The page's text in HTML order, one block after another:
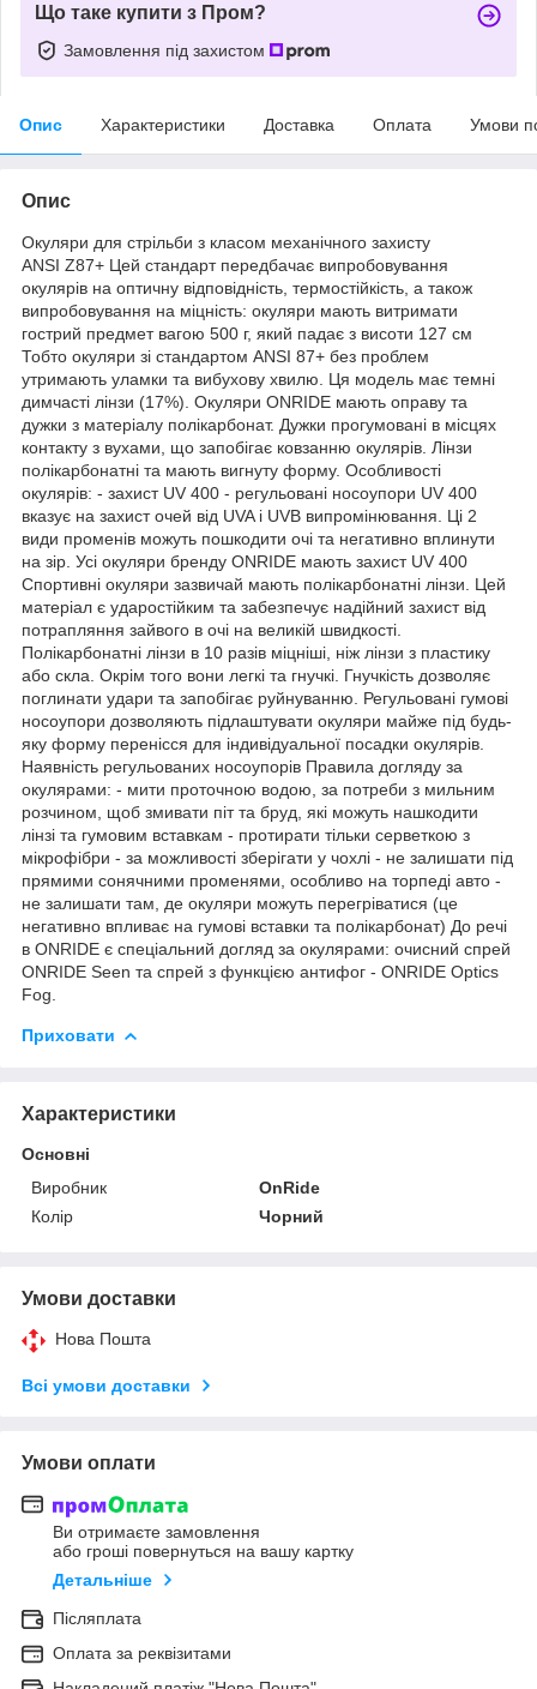
Що таке купити з Пром?
Замовлення під захистом
Опис Характеристики Доставка Оплата Умови
Опис
Окуляри для стрільби з класом механічного захисту
ANSI Z87+ Цей стандарт передбачає випробовування
окулярів на оптичну відповідність, термостійкість, а також
випробовування на міцність: окуляри мають витримати
гострий предмет вагою 500 г, який падає з висоти 127 см
Тобто окуляри зі стандартом ANSI 87+ без проблем
утримають уламки та вибухову хвилю. Ця модель має темні
димчасті лінзи (17%). Окуляри ONRIDE мають оправу та
дужки з матеріалу полікарбонат. Дужки прогумовані в місцях
контакту з вухами, що запобігає ковзанню окулярів. Лінзи
полікарбонатні та мають вигнуту форму. Особливості
окулярів: - захист UV 400 - регульовані носоупори UV 400
вказує на захист очей від UVA і UVB випромінювання. Ці 2
види променів можуть пошкодити очі та негативно вплинути
на зір. Усі окуляри бренду ONRIDE мають захист UV 400
Спортивні окуляри зазвичай мають полікарбонатні лінзи. Цей
матеріал є ударостійким та забезпечує надійний захист від
потрапляння зайвого в очі на великій швидкості.
Полікарбонатні лінзи в 10 разів міцніші, ніж лінзи з пластику
або скла. Окрім того вони легкі та гнучкі. Гнучкість дозволяє
поглинати удари та запобігає руйнуванню. Регульовані гумові
носоупори дозволяють підлаштувати окуляри майже під будь-
яку форму перенісся для індивідуальної посадки окулярів.
Наявність регульованих носоупорів Правила догляду за
окулярами: - мити проточною водою, за потреби з мильним
розчином, щоб змивати піт та бруд, які можуть нашкодити
лінзі та гумовим вставкам - протирати тільки серветкою з
мікрофібри - за можливості зберігати у чохлі - не залишати під
прямими сонячними променями, особливо на торпеді авто -
не залишати там, де окуляри можуть перегріватися (це
негативно впливає на гумові вставки та полікарбонат) До речі
в ONRIDE є спеціальний догляд за окулярами: очисний спрей
ONRIDE Seen та спрей з функцією антифог - ONRIDE Optics
Fog.
Приховати
Характеристики
Основні
Виробник
OnRide
Колір
Чорний
Умови доставки
Нова Пошта
Всі умови доставки
Умови оплати
Ви отримаєте замовлення
або гроші повернуться на вашу картку
Детальніше
Післяплата
Оплата за реквізитами